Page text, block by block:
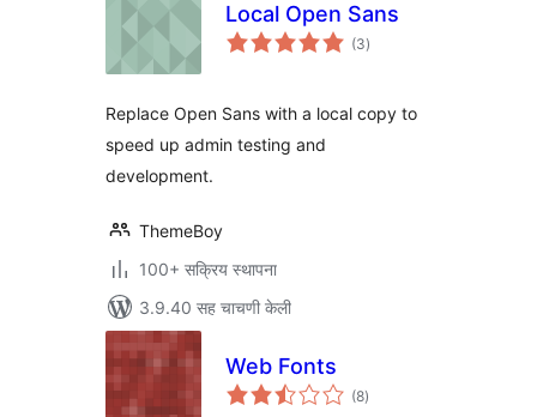
Local Open Sans
(3एकूण
मूल्यांकन
)
Replace Open Sans with a local copy to
speed up admin testing and
development.
ThemeBoy
100+ सक्रिय स्थापना
3.9.40 सह चाचणी केली
Web Fonts
(8एकूण
मूल्यांकन
)